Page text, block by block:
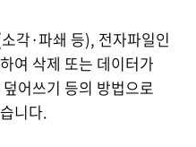
각·파쇄 등), 전자파일인
여 삭제 또는 데이터가
어쓰기 등의 방법으로
니다.